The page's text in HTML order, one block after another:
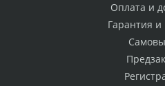
Оплата и
Гарантия и